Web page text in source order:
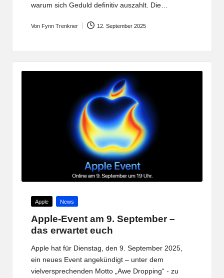
warum sich Geduld definitiv auszahlt. Die…
Posted
Von Fynn Trenkner 12. September 2025
Posted
Apple News
Apple-Event am 9. September –
das erwartet euch
Apple hat für Dienstag, den 9. September 2025,
ein neues Event angekündigt – unter dem
vielversprechenden Motto „Awe Dropping“ - zu